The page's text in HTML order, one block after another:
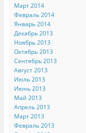
Март 2014
Февраль 2014
Январь 2014
Декабрь 2013
Ноябрь 2013
Октябрь 2013
Сентябрь 2013
Август 2013
Июль 2013
Июнь 2013
Май 2013
Апрель 2013
Март 2013
Февраль 2013